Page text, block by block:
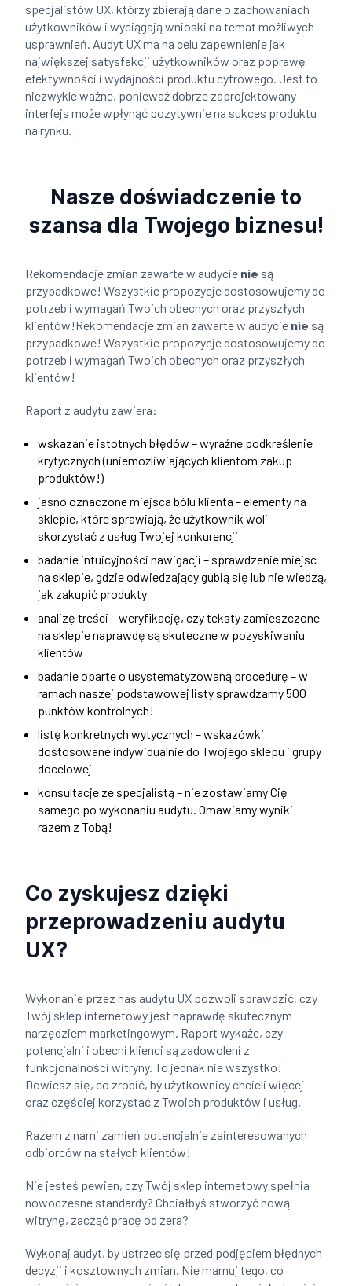
specjalistów UX, którzy zbierają dane o zachowaniach
użytkowników i wyciągają wnioski na temat możliwych
usprawnień. Audyt UX ma na celu zapewnienie jak
największej satysfakcji użytkowników oraz poprawę
efektywności i wydajności produktu cyfrowego. Jest to
niezwykle ważne, ponieważ dobrze zaprojektowany
interfejs może wpłynąć pozytywnie na sukces produktu
na rynku.
Nasze doświadczenie to
szansa dla Twojego biznesu!
Rekomendacje zmian zawarte w audycie nie są
przypadkowe! Wszystkie propozycje dostosowujemy do
potrzeb i wymagań Twoich obecnych oraz przyszłych
klientów!Rekomendacje zmian zawarte w audycie nie są
przypadkowe! Wszystkie propozycje dostosowujemy do
potrzeb i wymagań Twoich obecnych oraz przyszłych
klientów!
Raport z audytu zawiera:
wskazanie istotnych błędów – wyraźne podkreślenie
krytycznych (uniemożliwiających klientom zakup
produktów!)
jasno oznaczone miejsca bólu klienta – elementy na
sklepie, które sprawiają, że użytkownik woli
skorzystać z usług Twojej konkurencji
badanie intuicyjności nawigacji – sprawdzenie miejsc
na sklepie, gdzie odwiedzający gubią się lub nie wiedzą,
jak zakupić produkty
analizę treści – weryfikację, czy teksty zamieszczone
na sklepie naprawdę są skuteczne w pozyskiwaniu
klientów
badanie oparte o usystematyzowaną procedurę – w
ramach naszej podstawowej listy sprawdzamy 500
punktów kontrolnych!
listę konkretnych wytycznych – wskazówki
dostosowane indywidualnie do Twojego sklepu i grupy
docelowej
konsultacje ze specjalistą – nie zostawiamy Cię
samego po wykonaniu audytu. Omawiamy wyniki
razem z Tobą!
Co zyskujesz dzięki
przeprowadzeniu audytu
UX?
Wykonanie przez nas audytu UX pozwoli sprawdzić, czy
Twój sklep internetowy jest naprawdę skutecznym
narzędziem marketingowym. Raport wykaże, czy
potencjalni i obecni klienci są zadowoleni z
funkcjonalności witryny. To jednak nie wszystko!
Dowiesz się, co zrobić, by użytkownicy chcieli więcej
oraz częściej korzystać z Twoich produktów i usług.
Razem z nami zamień potencjalnie zainteresowanych
odbiorców na stałych klientów!
Nie jesteś pewien, czy Twój sklep internetowy spełnia
nowoczesne standardy? Chciałbyś stworzyć nową
witrynę, zacząć pracę od zera?
Wykonaj audyt, by ustrzec się przed podjęciem błędnych
decyzji i kosztownych zmian. Nie marnuj tego, co